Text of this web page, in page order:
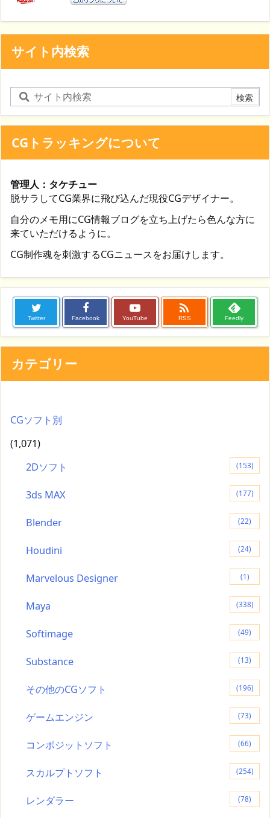
サイト内検索
CGトラッキングについて
管理人：タケチュー
脱サラしてCG業界に飛び込んだ現役CGデザイナー。
自分のメモ用にCG情報ブログを立ち上げたら色んな方に
来ていただけるように。
CG制作魂を刺激するCGニュースをお届けします。
Twitter Facebook YouTube

RSS Feedly
カテゴリー
CGソフト別
(1,071)
2Dソフト
(153)
3ds MAX (177)
Blender (22)
Houdini (24)
Marvelous Designer (1)
Maya (338)
Softimage (49)
Substance (13)
その他のCGソフト (196)
ゲームエンジン (73)
コンポジットソフト (66)
スカルプトソフト (254)
レンダラー (78)